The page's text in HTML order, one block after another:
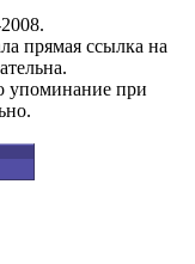
прямая ссылка на
упоминание при